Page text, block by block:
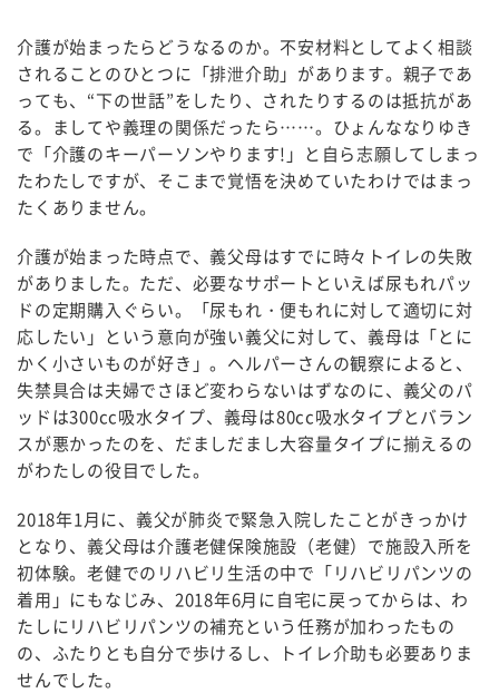
介護が始まったらどうなるのか。不安材料としてよく相談
されることのひとつに「排泄介助」があります。親子であ
っても、“下の世話”をしたり、されたりするのは抵抗があ
る。ましてや義理の関係だったら……。ひょんななりゆき
で「介護のキーパーソンやります!」と自ら志願してしまっ
たわたしですが、そこまで覚悟を決めていたわけではまっ
たくありません。
介護が始まった時点で、義父母はすでに時々トイレの失敗
がありました。ただ、必要なサポートといえば尿もれパッ
ドの定期購入ぐらい。「尿もれ・便もれに対して適切に対
応したい」という意向が強い義父に対して、義母は「とに
かく小さいものが好き」。ヘルパーさんの観察によると、
失禁具合は夫婦でさほど変わらないはずなのに、義父のパ
ッドは300cc吸水タイプ、義母は80cc吸水タイプとバラン
スが悪かったのを、だましだまし大容量タイプに揃えるの
がわたしの役目でした。
2018年1月に、義父が肺炎で緊急入院したことがきっかけ
となり、義父母は介護老健保険施設（老健）で施設入所を
初体験。老健でのリハビリ生活の中で「リハビリパンツの
着用」にもなじみ、2018年6月に自宅に戻ってからは、わ
たしにリハビリパンツの補充という任務が加わったもの
の、ふたりとも自分で歩けるし、トイレ介助も必要ありま
せんでした。